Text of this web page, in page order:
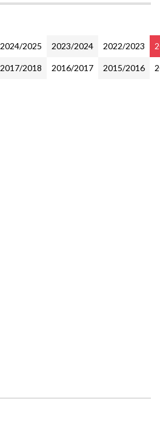
2024/2025 2023/2024 2022/2023
2017/2018 2016/2017 2015/2016